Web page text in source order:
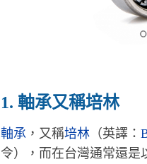
1. 軸承又稱培林
軸承 ， 又稱培林 （英譯：
令）
，而在台灣通常還